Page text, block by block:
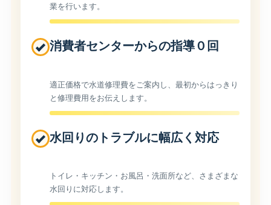
業を行います。
消費者センターからの指導０回
適正価格で水道修理費をご案内し、最初からはっきり
と修理費用をお伝えします。
水回りのトラブルに幅広く対応
トイレ・キッチン・お風呂・洗面所など、さまざまな
水回りに対応します。